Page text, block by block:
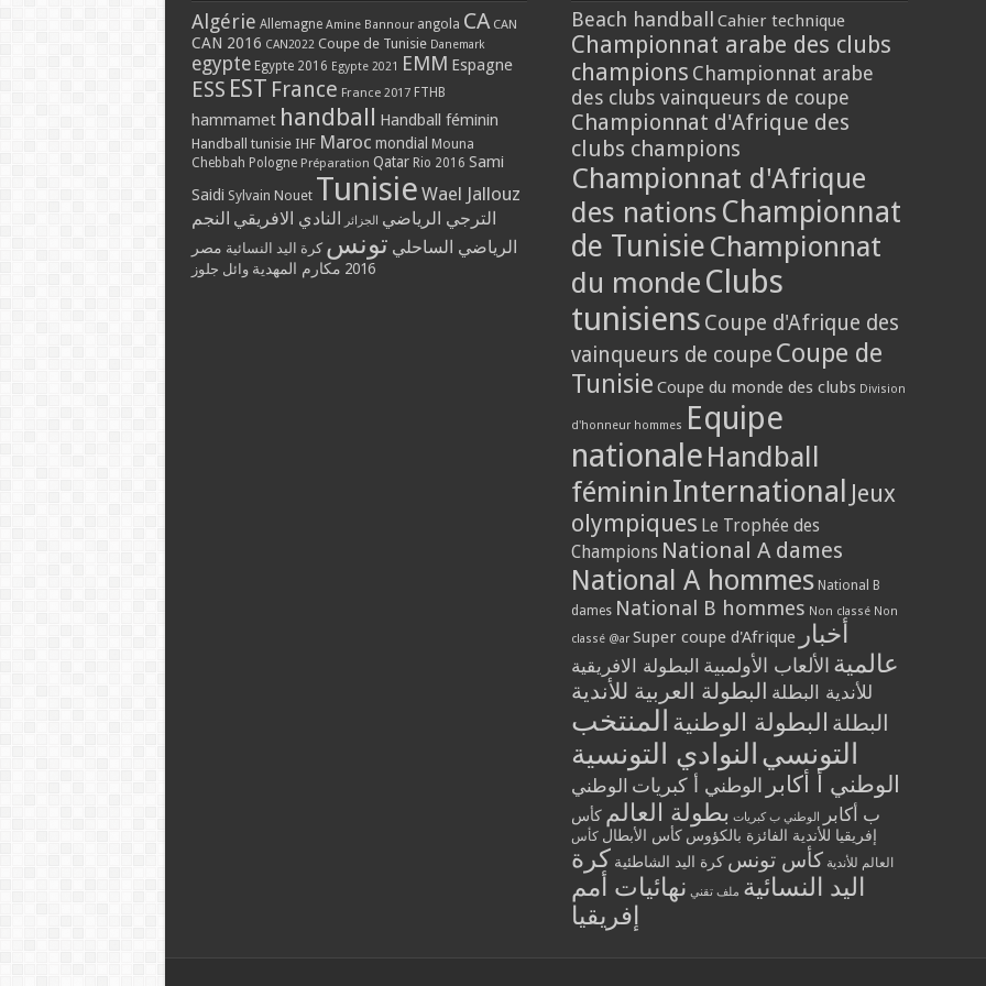
Algérie Allemagne Amine Bannour angola CA CAN
CAN 2016 CAN2022 Coupe de Tunisie Danemark
egypte Egypte 2016 Egypte 2021 EMM Espagne
ESS EST France France 2017 FTHB
hammamet handball Handball féminin
Handball tunisie IHF Maroc mondial Mouna
Chebbah Pologne Préparation Qatar Rio 2016 Sami
Saidi Sylvain Nouet Tunisie Wael Jallouz
الترجي الرياضي الجزائر النادي الافريقي النجم
الرياضي الساحلي تونس كرة اليد النسائية مصر
2016 مكارم المهدية وائل جلوز
Beach handball Cahier technique
Championnat arabe des clubs
champions Championnat arabe
des clubs vainqueurs de coupe
Championnat d'Afrique des
clubs champions
Championnat d'Afrique
des nations Championnat
de Tunisie Championnat
du monde Clubs
tunisiens Coupe d'Afrique des
vainqueurs de coupe Coupe de
Tunisie Coupe du monde des clubs Division
d'honneur hommes Equipe
nationale Handball
féminin International Jeux
olympiques Le Trophée des
Champions National A dames
National A hommes National B
dames National B hommes Non classé Non
classé @ar Super coupe d'Afrique أخبار
عالمية الألعاب الأولمبية البطولة الافريقية
للأندية البطلة البطولة العربية للأندية
البطلة البطولة الوطنية المنتخب
التونسي النوادي التونسية
الوطني أ أكابر الوطني أ كبريات الوطني
ب أكابر
الوطني ب كبريات بطولة العالم كأس
إفريقيا للأندية الفائزة بالكؤوس كأس الأبطال كأس
العالم للأندية كأس تونس كرة اليد الشاطئية كرة
اليد النسائية ملف تقني نهائيات أمم
إفريقيا